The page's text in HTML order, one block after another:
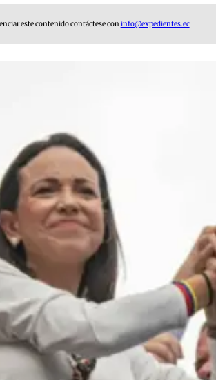
este contenido contáctese coninfo@expedientes.ec